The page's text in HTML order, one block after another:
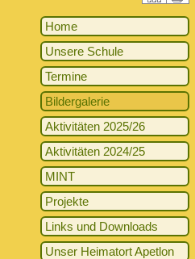
Home
Unsere Schule
Termine
Bildergalerie
Aktivitäten 2025/26
Aktivitäten 2024/25
MINT
Projekte
Links und Downloads
Unser Heimatort Apetlon